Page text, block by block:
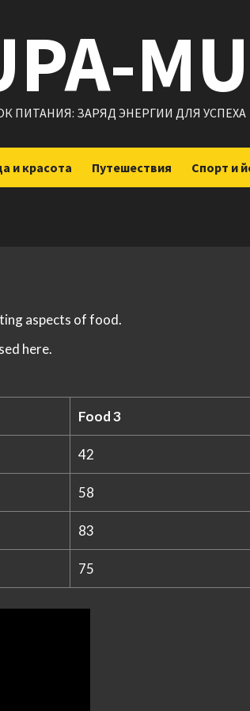
ПИТАНИЯ: ЗАРЯД ЭНЕРГИИ ДЛЯ УСПЕХА
и красота Путешествия Спорт и
aspects of food.
here.
Food 3
42
58
83
75